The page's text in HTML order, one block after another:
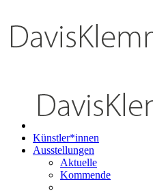
Künstler*innen
Ausstellungen
Aktuelle
Kommende